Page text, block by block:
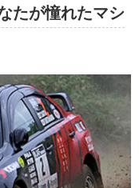
たが憧れたマシ